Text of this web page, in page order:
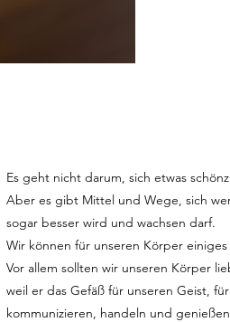
​Es geht nicht darum, sich etwas
Aber es gibt Mittel und Wege, sich
sogar besser wird und wachsen darf.
Wir können für unseren Körper
Vor allem sollten wir unseren Körper
weil er das Gefäß für unseren Geist,
kommunizieren, handeln und